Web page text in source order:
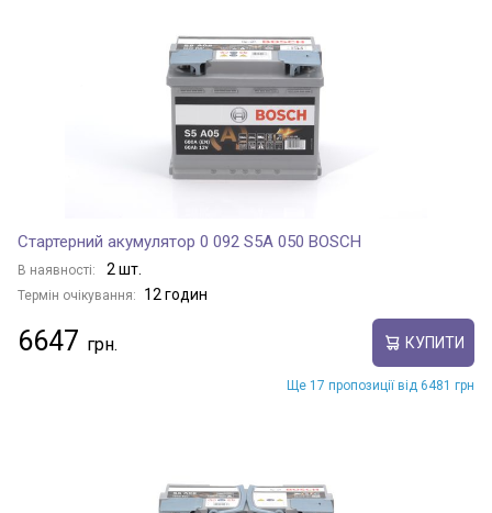
Стартерний акумулятор 0 092 S5A 050 BOSCH
В наявності: 2 шт.
Термін очікування: 12 годин
6647 КУПИТИ
Ще 17 пропозиції від 6481 грн